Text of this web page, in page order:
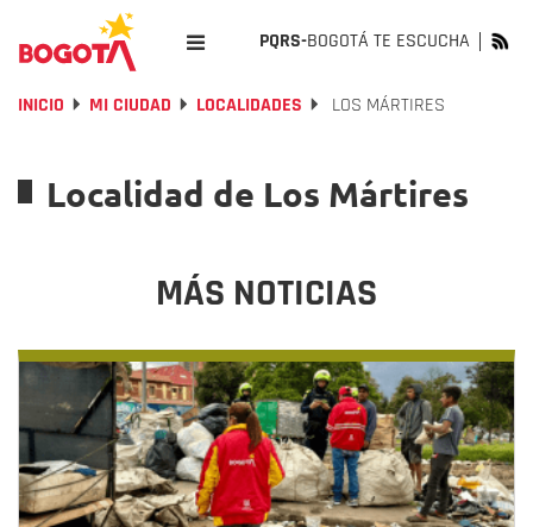
PQRS-BOGOTÁ TE ESCUCHA
INICIO MI CIUDAD LOCALIDADES LOS MÁRTIRES
Localidad de Los Mártires
MÁS NOTICIAS